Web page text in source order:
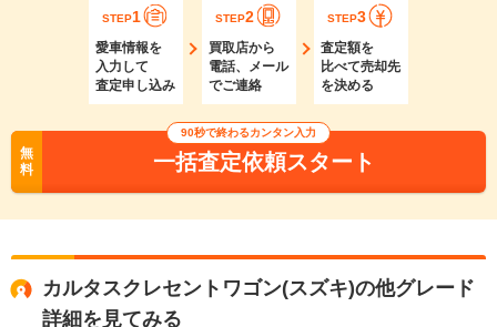
STEP1
愛車情報を
入力して
査定申し込み
STEP2
買取店から
電話、メール
でご連絡
STEP3
査定額を
比べて売却先
を決める
無
料
90秒で終わるカンタン入力
一括査定依頼スタート
カルタスクレセントワゴン(スズキ)の他グレード
詳細を見てみる